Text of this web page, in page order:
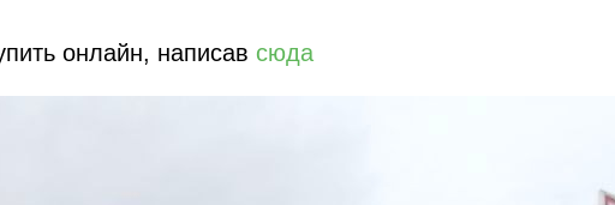
онлайн, написав сюда